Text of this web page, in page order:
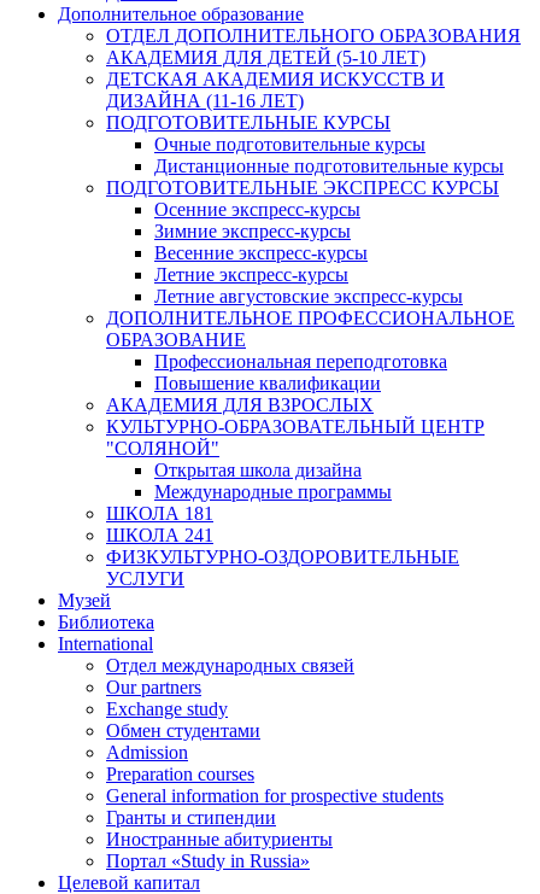
Дополнительное образование
ОТДЕЛ ДОПОЛНИТЕЛЬНОГО ОБРАЗОВАНИЯ
АКАДЕМИЯ ДЛЯ ДЕТЕЙ (5-10 ЛЕТ)
ДЕТСКАЯ АКАДЕМИЯ ИСКУССТВ И
ДИЗАЙНА (11-16 ЛЕТ)
ПОДГОТОВИТЕЛЬНЫЕ КУРСЫ
Очные подготовительные курсы
Дистанционные подготовительные курсы
ПОДГОТОВИТЕЛЬНЫЕ ЭКСПРЕСС КУРСЫ
Осенние экспресс-курсы
Зимние экспресс-курсы
Весенние экспресс-курсы
Летние экспресс-курсы
Летние августовские экспресс-курсы
ДОПОЛНИТЕЛЬНОЕ ПРОФЕССИОНАЛЬНОЕ
ОБРАЗОВАНИЕ
Профессиональная переподготовка
Повышение квалификации
АКАДЕМИЯ ДЛЯ ВЗРОСЛЫХ
КУЛЬТУРНО-ОБРАЗОВАТЕЛЬНЫЙ ЦЕНТР
"СОЛЯНОЙ"
Открытая школа дизайна
Международные программы
ШКОЛА 181
ШКОЛА 241
ФИЗКУЛЬТУРНО-ОЗДОРОВИТЕЛЬНЫЕ
УСЛУГИ
Музей
Библиотека
International
Отдел международных связей
Our partners
Exchange study
Обмен студентами
Admission
Preparation courses
General information for prospective students
Гранты и стипендии
Иностранные абитуриенты
Портал «Study in Russia»
Целевой капитал